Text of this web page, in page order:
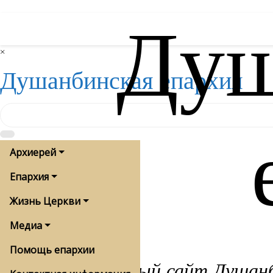
×
Душанбинская епархия
Архиерей
Епархия
Жизнь Церкви
Медиа
Помощь епархии